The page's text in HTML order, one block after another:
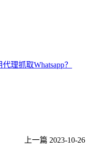
理抓取Whatsapp？
上一篇 2023-10-26